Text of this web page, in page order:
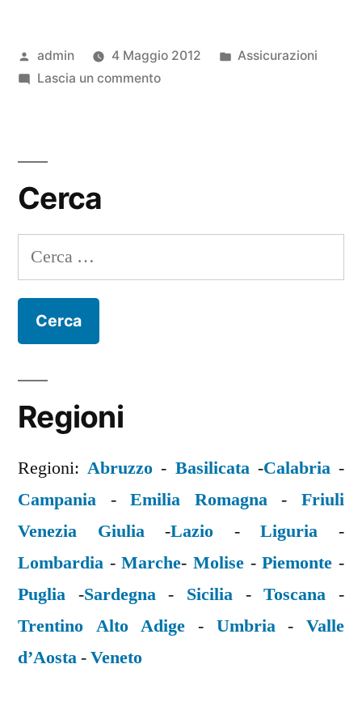
Pubblicato
da
admin 4 Maggio 2012
Pubblicato
Assicurazioni
Lascia un commentosu
Cerca
Ricerca
per:
Regioni
Regioni:Abruzzo - Basilicata-Calabria-
Campania -Emilia Romagna-Friuli
Venezia Giulia-Lazio -Liguria -
Lombardia -Marche-Molise -Piemonte -
Puglia -Sardegna- Sicilia -Toscana -
Trentino Alto Adige - Umbria-Valle
d’Aosta-Veneto